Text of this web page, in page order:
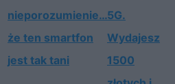
nieporozumienie…
że ten smartfon
jest tak tani
5G.
Wydajesz
1500